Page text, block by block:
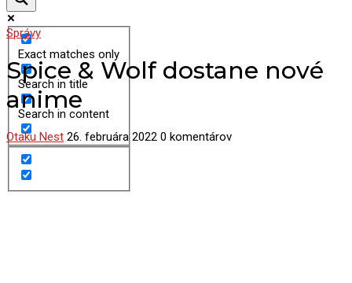
Exact matches only
Search in title
Search in content
Správy
Spice & Wolf dostane nové
anime
Otaku Nest 26. februára 2022 0 komentárov